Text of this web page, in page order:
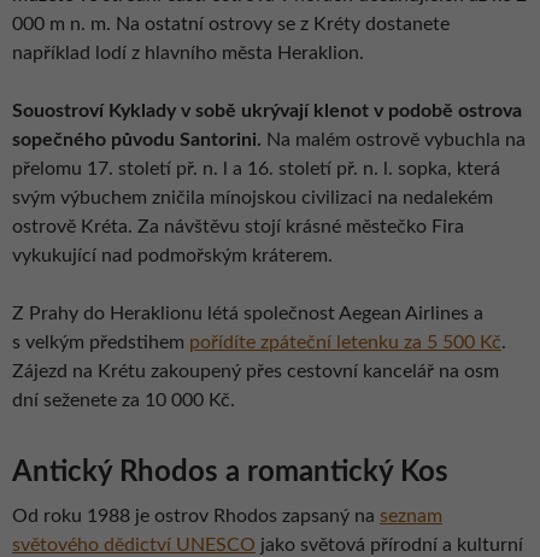
000 m n. m. Na ostatní ostrovy se z Kréty dostanete
například lodí z hlavního města Heraklion.
Souostroví Kyklady v sobě ukrývají klenot v podobě ostrova
sopečného původu Santorini. Na malém ostrově vybuchla na
přelomu 17. století př. n. l a 16. století př. n. l. sopka, která
svým výbuchem zničila mínojskou civilizaci na nedalekém
ostrově Kréta. Za návštěvu stojí krásné městečko Fira
vykukující nad podmořským kráterem.
Z Prahy do Heraklionu létá společnost Aegean Airlines a
s velkým předstihem pořídíte zpáteční letenku za 5 500 Kč.
Zájezd na Krétu zakoupený přes cestovní kancelář na osm
dní seženete za 10 000 Kč.
Antický Rhodos a romantický Kos
Od roku 1988 je ostrov Rhodos zapsaný na seznam
světového dědictví UNESCO jako světová přírodní a kulturní